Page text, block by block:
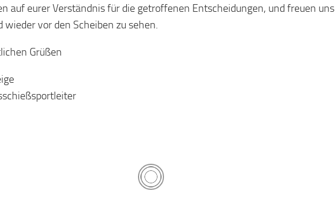
auf eurer Verständnis für die getroffenen Entscheidungen, und freuen uns
wieder vor den Scheiben zu sehen.
Grüßen